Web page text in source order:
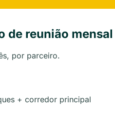
reunião
por parceiro.
+ corredor principal